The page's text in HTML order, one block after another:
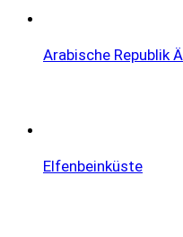
Arabische Republik
Elfenbeinküste